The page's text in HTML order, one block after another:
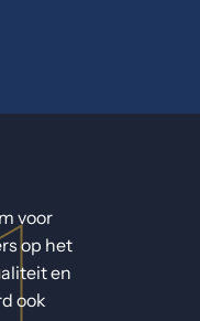
voor
op het
en
ook